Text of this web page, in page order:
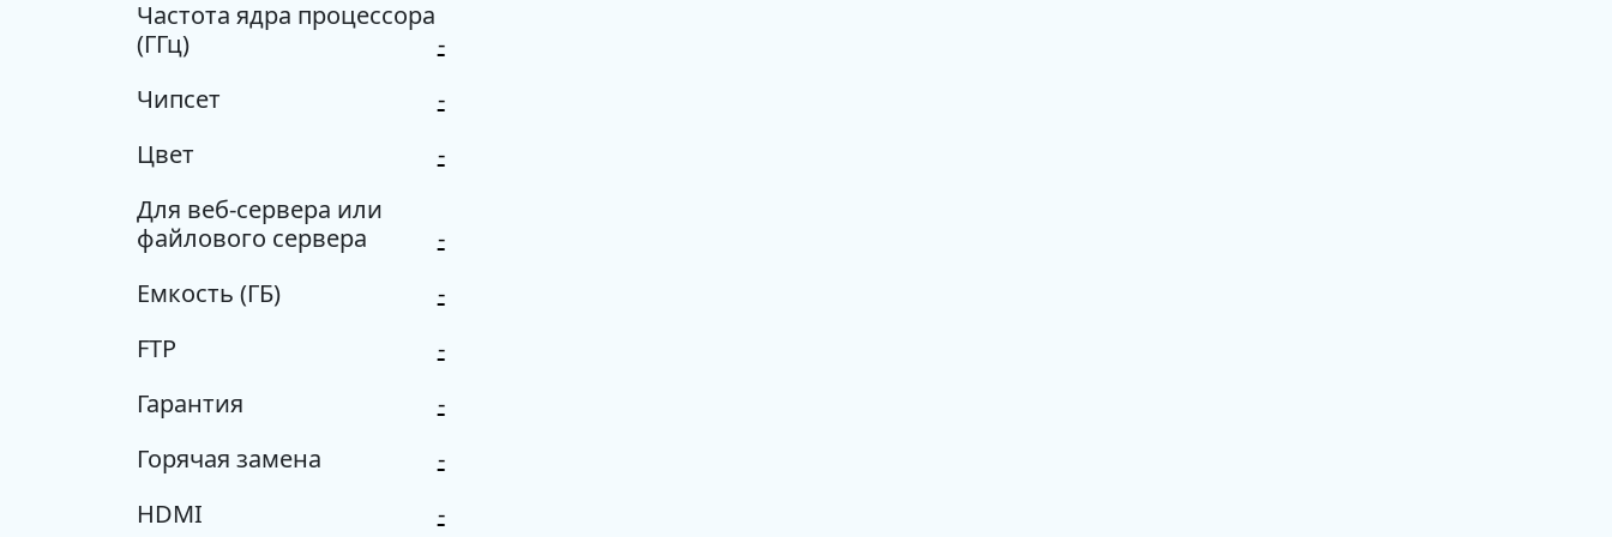
Частота ядра процессора
(ГГц)
-
Чипсет
-
Цвет
-
Для веб-сервера или
файлового сервера
-
Емкость (ГБ)
-
FTP
-
Гарантия
-
Горячая замена
-
HDMI
-